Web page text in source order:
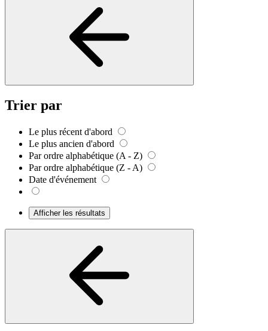
Trier par
Le plus récent d'abord
Le plus ancien d'abord
Par ordre alphabétique (A - Z)
Par ordre alphabétique (Z - A)
Date d'événement
Afficher les résultats